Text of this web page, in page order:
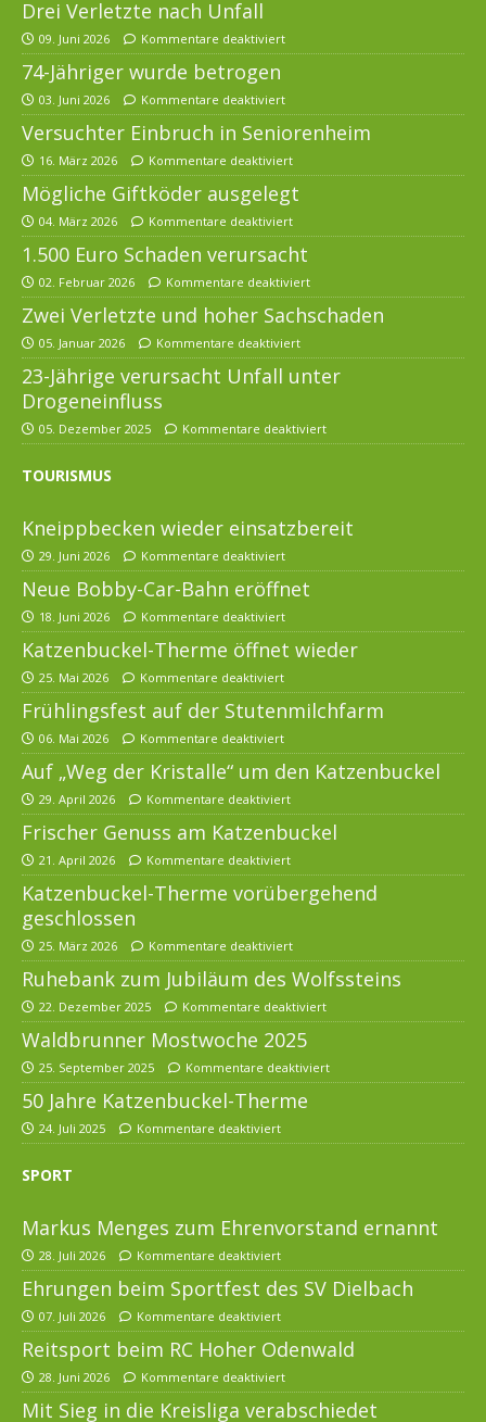
Drei Verletzte nach Unfall
09. Juni 2026 Kommentare deaktiviert
74-Jähriger wurde betrogen
03. Juni 2026 Kommentare deaktiviert
Versuchter Einbruch in Seniorenheim
16. März 2026 Kommentare deaktiviert
Mögliche Giftköder ausgelegt
04. März 2026 Kommentare deaktiviert
1.500 Euro Schaden verursacht
02. Februar 2026 Kommentare deaktiviert
Zwei Verletzte und hoher Sachschaden
05. Januar 2026 Kommentare deaktiviert
23-Jährige verursacht Unfall unter
Drogeneinfluss
05. Dezember 2025 Kommentare deaktiviert
TOURISMUS
Kneippbecken wieder einsatzbereit
29. Juni 2026 Kommentare deaktiviert
Neue Bobby-Car-Bahn eröffnet
18. Juni 2026 Kommentare deaktiviert
Katzenbuckel-Therme öffnet wieder
25. Mai 2026 Kommentare deaktiviert
Frühlingsfest auf der Stutenmilchfarm
06. Mai 2026 Kommentare deaktiviert
Auf „Weg der Kristalle“ um den Katzenbuckel
29. April 2026 Kommentare deaktiviert
Frischer Genuss am Katzenbuckel
21. April 2026 Kommentare deaktiviert
Katzenbuckel-Therme vorübergehend
geschlossen
25. März 2026 Kommentare deaktiviert
Ruhebank zum Jubiläum des Wolfssteins
22. Dezember 2025 Kommentare deaktiviert
Waldbrunner Mostwoche 2025
25. September 2025 Kommentare deaktiviert
50 Jahre Katzenbuckel-Therme
24. Juli 2025 Kommentare deaktiviert
SPORT
Markus Menges zum Ehrenvorstand ernannt
28. Juli 2026 Kommentare deaktiviert
Ehrungen beim Sportfest des SV Dielbach
07. Juli 2026 Kommentare deaktiviert
Reitsport beim RC Hoher Odenwald
28. Juni 2026 Kommentare deaktiviert
Mit Sieg in die Kreisliga verabschiedet